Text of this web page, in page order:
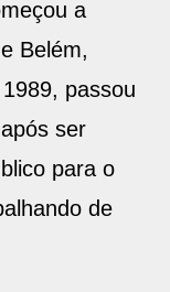
a
Belém,
passou
ser
para o
de